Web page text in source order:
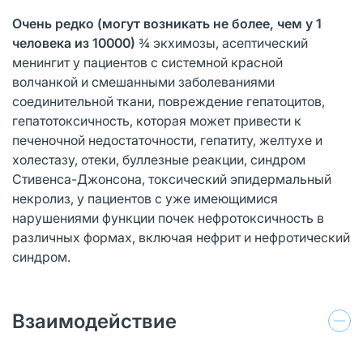
Очень редко (могут возникать не более, чем у 1
человека из 10000) ¾ экхимозы, асептический
менингит у пациентов с системной красной
волчанкой и смешанными заболеваниями
соединительной ткани, повреждение гепатоцитов,
гепатотоксичность, которая может привести к
печеночной недостаточности, гепатиту, желтухе и
холестазу, отеки, буллезные реакции, синдром
Стивенса-Джонсона, токсический эпидермальный
некролиз, у пациентов с уже имеющимися
нарушениями функции почек нефротоксичность в
различных формах, включая нефрит и нефротический
синдром.
Взаимодействие